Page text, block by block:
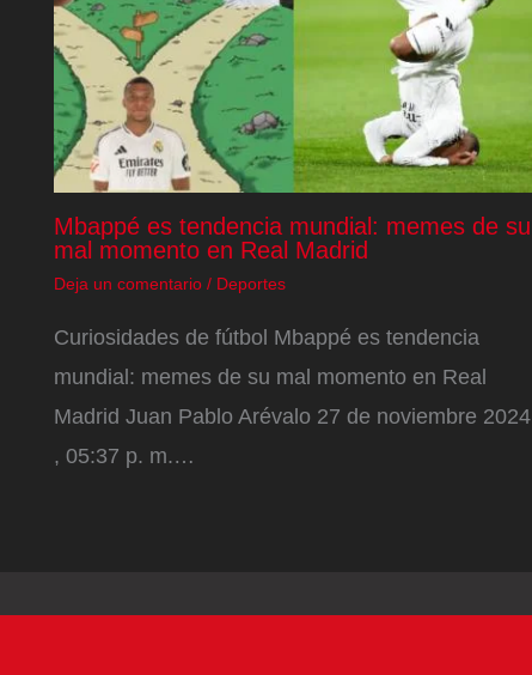
Mbappé es tendencia mundial: memes de su
mal momento en Real Madrid
Deja un comentario / Deportes
Curiosidades de fútbol Mbappé es tendencia
mundial: memes de su mal momento en Real
Madrid Juan Pablo Arévalo 27 de noviembre 2024
, 05:37 p. m.…